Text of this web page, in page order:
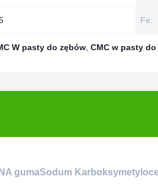
Fe:
W pasty do zębów CMC w pasty
gumaSod um